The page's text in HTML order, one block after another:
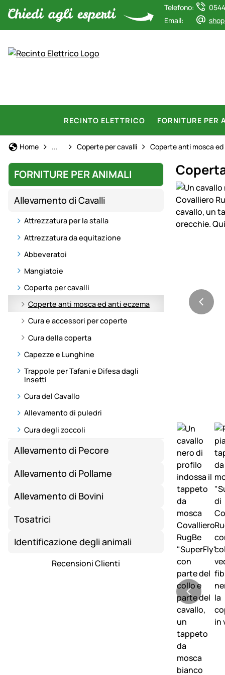
Telefono:
Email:
RECINTO ELETTRICO FORNITURE PER
Home Allevamento di Cavalli
... Coperte per cavalli Coperte anti mosca
FORNITURE PER ANIMALI
Allevamento di Cavalli
Attrezzatura per la stalla
Attrezzatura da equitazione
Abbeveratoi
Mangiatoie
Coperte per cavalli
Coperte anti mosca ed anti eczema
Cura e accessori per coperte
Cura della coperta
Capezze e Lunghine
Trappole per Tafani e Difesa dagli
Insetti
Cura del Cavallo
Allevamento di puledri
Cura degli zoccoli
Allevamento di Pecore
Allevamento di Pollame
Allevamento di Bovini
Tosatrici
Identificazione degli animali
Recensioni Clienti
Galleria